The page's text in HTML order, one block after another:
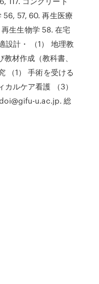
56, 57, 60. 再生医療
生生物学 58. 在宅
設計・ （1） 地理教
材作成（教科書、
（1） 手術を受ける
ルケア看護 （3）
u.ac.jp. 総